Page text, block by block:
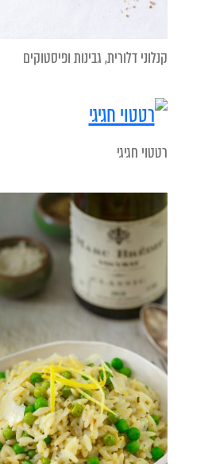
קנלוני דלורית, גבינות ופיסטוקים
רטטוי חגיגי